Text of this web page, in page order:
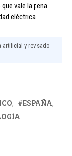
vale la pena
eléctrica.
artificial y revisado
ESPAÑA